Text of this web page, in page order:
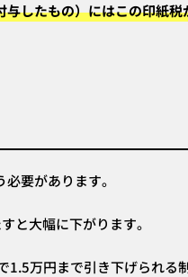
したもの）にはこの印紙税
要があります。
と大幅に下がります。
万円まで引き下げられる